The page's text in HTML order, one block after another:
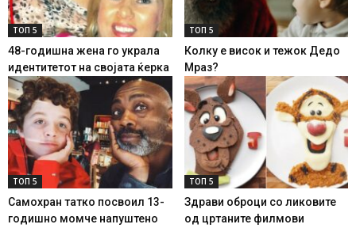
ТОП 5
48-годишна жена го украла
идентитетот на својата ќерка
ТОП 5
Колку е висок и тежок Дедо
Мраз?
ТОП 5
Самохран татко посвоил 13-
годишно момче напуштено
ТОП 5
Здрави оброци со ликовите
од цртаните филмови